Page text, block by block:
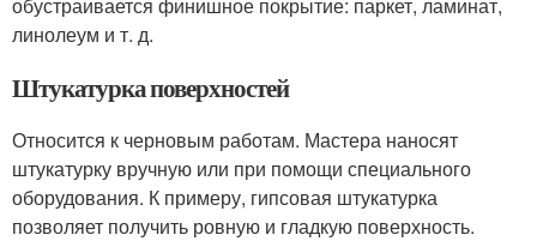
линолеум и т. д.
Штукатурка поверхностей
Относится к черновым работам. Мастера наносят
штукатурку вручную или при помощи специального
оборудования. К примеру, гипсовая штукатурка
позволяет получить ровную и гладкую поверхность.